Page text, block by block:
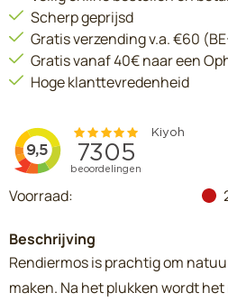
Scherp geprijsd
Gratis verzending v.a. €60
Gratis vanaf 40€ naar een
Hoge klanttevredenheid
Voorraad:
Beschrijving
Rendiermos is prachtig om
maken. Na het plukken wordt